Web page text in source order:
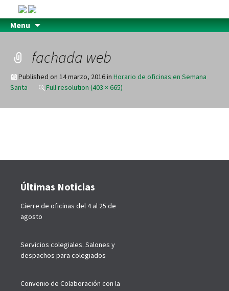
Menu
fachada web
Published on 14 marzo, 2016in Horario de oficinas en Semana
Santa
Full resolution (403 × 665)
Últimas Noticias
Cierre de oficinas del 4 al 25 de
agosto
Servicios colegiales. Salones y
despachos para colegiados
Convenio de Colaboración con la